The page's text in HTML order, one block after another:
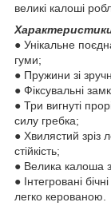
великі калоші
● Унікальне
гуми;
● Пружини зі
● Фіксувальні
● Три вигнуті
силу гребка;
● Хвилястий зріз
стійкість;
● Велика калоша
● Інтегровані
легко керованою.